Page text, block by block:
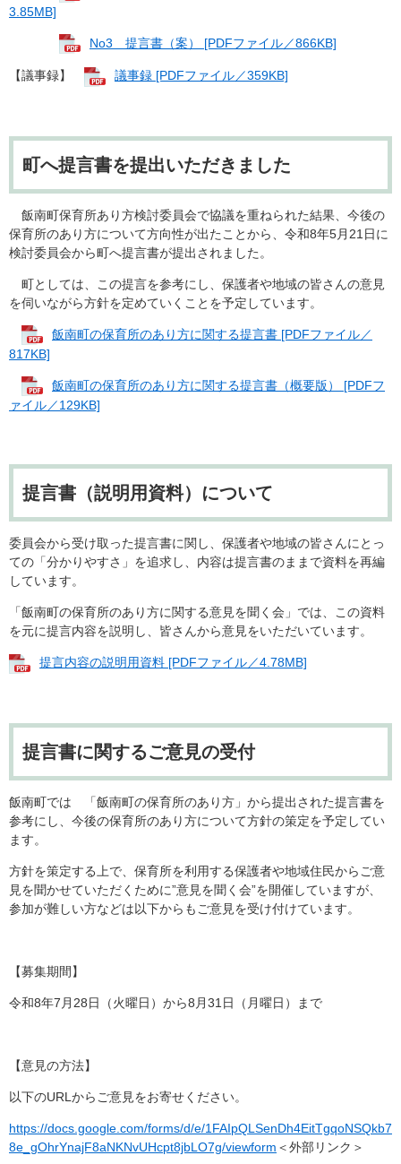
3.85MB]
No3 提言書（案） [PDFファイル／866KB]
【議事録】 議事録 [PDFファイル／359KB]
町へ提言書を提出いただきました
飯南町保育所あり方検討委員会で協議を重ねられた結果、今後の
保育所のあり方について方向性が出たことから、令和8年5月21日に
検討委員会から町へ提言書が提出されました。
町としては、この提言を参考にし、保護者や地域の皆さんの意見
を伺いながら方針を定めていくことを予定しています。
飯南町の保育所のあり方に関する提言書 [PDFファイル／
817KB]
飯南町の保育所のあり方に関する提言書（概要版） [PDFフ
ァイル／129KB]
提言書（説明用資料）について
委員会から受け取った提言書に関し、保護者や地域の皆さんにとっ
ての「分かりやすさ」を追求し、内容は提言書のままで資料を再編
しています。
「飯南町の保育所のあり方に関する意見を聞く会」では、この資料
を元に提言内容を説明し、皆さんから意見をいただいています。
提言内容の説明用資料 [PDFファイル／4.78MB]
提言書に関するご意見の受付
飯南町では 「飯南町の保育所のあり方」から提出された提言書を
参考にし、今後の保育所のあり方について方針の策定を予定してい
ます。
方針を策定する上で、保育所を利用する保護者や地域住民からご意
見を聞かせていただくために”意見を聞く会”を開催していますが、
参加が難しい方などは以下からもご意見を受け付けています。
【募集期間】
令和8年7月28日（火曜日）から8月31日（月曜日）まで
【意見の方法】
以下のURLからご意見をお寄せください。
https://docs.google.com/forms/d/e/1FAIpQLSenDh4EitTgqoNSQkb7
8e_gOhrYnajF8aNKNvUHcpt8jbLO7g/viewform ＜外部リンク＞